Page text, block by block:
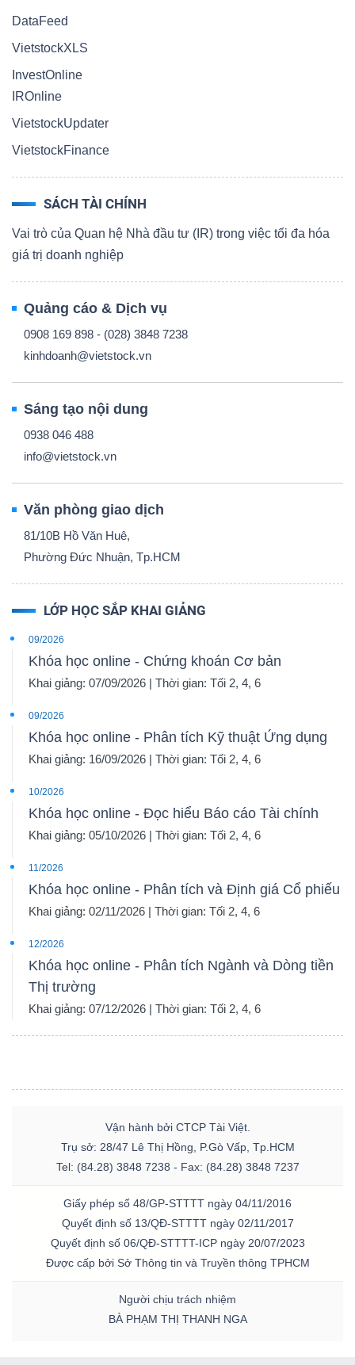
DataFeed
VietstockXLS
InvestOnline
IROnline
VietstockUpdater
VietstockFinance
SÁCH TÀI CHÍNH
Vai trò của Quan hệ Nhà đầu tư (IR) trong việc tối đa hóa
giá trị doanh nghiệp
Quảng cáo & Dịch vụ
0908 169 898 - (028) 3848 7238
kinhdoanh@vietstock.vn
Sáng tạo nội dung
0938 046 488
info@vietstock.vn
Văn phòng giao dịch
81/10B Hồ Văn Huê,
Phường Đức Nhuận, Tp.HCM
LỚP HỌC SẮP KHAI GIẢNG
09/2026
Khóa học online - Chứng khoán Cơ bản
Khai giảng: 07/09/2026 | Thời gian: Tối 2, 4, 6
09/2026
Khóa học online - Phân tích Kỹ thuật Ứng dụng
Khai giảng: 16/09/2026 | Thời gian: Tối 2, 4, 6
10/2026
Khóa học online - Đọc hiểu Báo cáo Tài chính
Khai giảng: 05/10/2026 | Thời gian: Tối 2, 4, 6
11/2026
Khóa học online - Phân tích và Định giá Cổ phiếu
Khai giảng: 02/11/2026 | Thời gian: Tối 2, 4, 6
12/2026
Khóa học online - Phân tích Ngành và Dòng tiền
Thị trường
Khai giảng: 07/12/2026 | Thời gian: Tối 2, 4, 6
Vận hành bởi CTCP Tài Việt.
Trụ sở: 28/47 Lê Thị Hồng, P.Gò Vấp, Tp.HCM
Tel: (84.28) 3848 7238 - Fax: (84.28) 3848 7237
Giấy phép số 48/GP-STTTT ngày 04/11/2016
Quyết định số 13/QĐ-STTTT ngày 02/11/2017
Quyết định số 06/QĐ-STTTT-ICP ngày 20/07/2023
Được cấp bởi Sở Thông tin và Truyền thông TPHCM
Người chịu trách nhiệm
BÀ PHẠM THỊ THANH NGA